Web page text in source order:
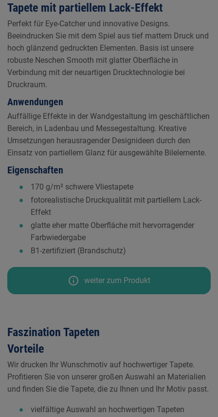
Tapete mit partiellem Lack-Effekt
Perfekt für Eye-Catcher und innovative Designs.
Beeindrucken Sie mit dem Spiel aus tief mattem Druck und
hoch glänzend gedruckten Elementen. Basis ist unsere
robuste Neschen Smooth mit glatter Oberfläche in
Verbindung mit der neuartigen Drucktechnologie bei
Druckraum.
Anwendungen
Auffällige Effekte in der Wandgestaltung im geschäftlichen
Bereich, in Ladenbau und Messegestaltung. Kreative
Umsetzungen herausragender Designideen durch den
Einsatz von partiellem Glanz für ausgewählte Bilelemente.
Eigenschaften
170 g/m² schwere Vliestapete
fotorealistische Druckqualität mit partiellem Lack-
Effekt
glatte eher matte Oberfläche mit hervorragender
Farbwiedergabe
B1-zertifiziert (Brandschutz)
info weiter zum Produkt
Faszination Tapeten
Vorteile
Wir drucken Ihr Wunschmotiv auf hochwertiger Tapete.
Profitieren Sie von unserer großen Auswahl an Materialien
und finden Sie die Tapete, die zu Ihnen und Ihr Motiv passt.
vielfältige Auswahl an hochwertigen Tapeten